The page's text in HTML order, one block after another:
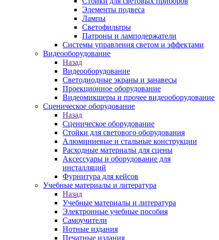
Элементы подвеса
Лампы
Светофильтры
Патроны и ламподержатели
Системы управления светом и эффектами
Видеооборудование
Назад
Видеооборудование
Светодиодные экраны и занавесы
Проекционное оборудование
Видеомикшеры и прочее видеооборудование
Сценическое оборудование
Назад
Сценическое оборудование
Стойки для светового оборудования
Алюминиевые и стальные конструкции
Расходные материалы для сцены
Аксессуары и оборудование для
инсталляций
Фурнитура для кейсов
Учебные материалы и литература
Назад
Учебные материалы и литература
Электронные учебные пособия
Самоучители
Нотные издания
Печатные издания